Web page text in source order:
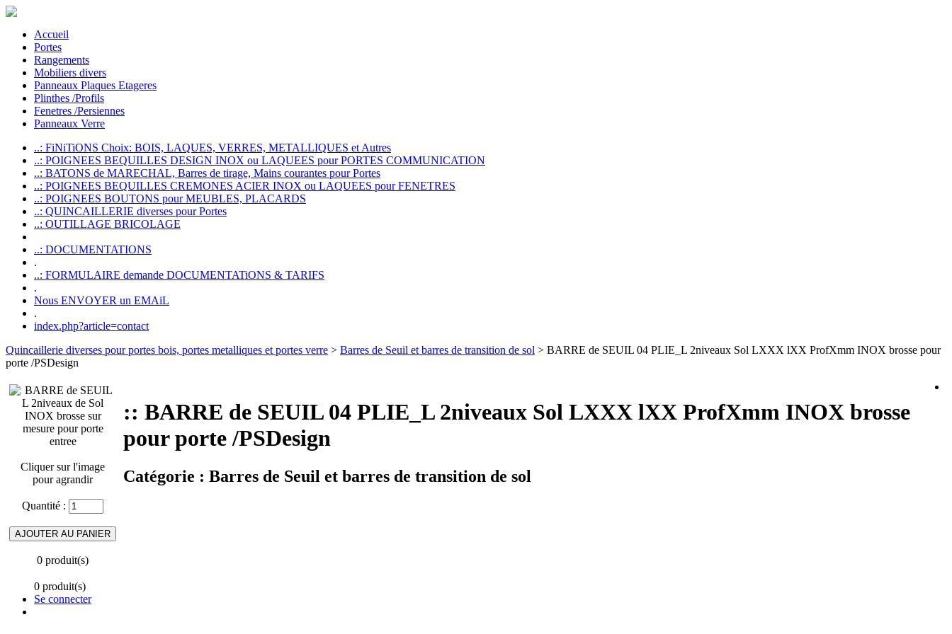
Accueil
Portes
Rangements
Mobiliers divers
Panneaux Plaques Etageres
Plinthes /Profils
Fenetres /Persiennes
Panneaux Verre
..: FiNiTiONS Choix: BOIS, LAQUES, VERRES, METALLIQUES et Autres
..: POIGNEES BEQUILLES DESIGN INOX ou LAQUEES pour PORTES COMMUNICATION
..: BATONS de MARECHAL, Barres de tirage, Mains courantes pour Portes
..: POIGNEES BEQUILLES CREMONES ACIER INOX ou LAQUEES pour FENETRES
..: POIGNEES BOUTONS pour MEUBLES, PLACARDS
..: QUINCAILLERIE diverses pour Portes
..: OUTILLAGE BRICOLAGE
..: DOCUMENTATIONS
.
..: FORMULAIRE demande DOCUMENTATiONS & TARIFS
.
Nous ENVOYER un EMAiL
.
index.php?article=contact
Quincaillerie diverses pour portes bois, portes metalliques et portes verre > Barres de Seuil et barres de transition de sol > BARRE de SEUIL 04 PLIE_L 2niveaux Sol LXXX lXX ProfXmm INOX brosse pour
porte /PSDesign
Cliquer sur l'image
pour agrandir
Quantité :
0 produit(s)
:: BARRE de SEUIL 04 PLIE_L 2niveaux Sol LXXX lXX ProfXmm INOX brosse
pour porte /PSDesign
Catégorie : Barres de Seuil et barres de transition de sol
0 produit(s)
Se connecter